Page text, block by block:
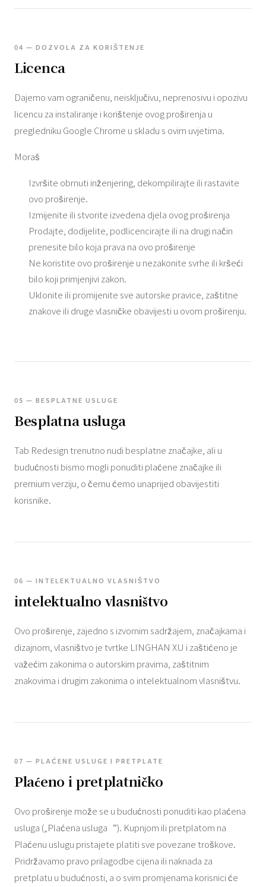
04 — DOZVOLA ZA KORIŠTENJE
Licenca
Dajemo vam ograničenu, neisključivu, neprenosivu i opozivu
licencu za instaliranje i korištenje ovog proširenja u
pregledniku Google Chrome u skladu s ovim uvjetima.
Moraš
Izvršite obrnuti inženjering, dekompilirajte ili rastavite
ovo proširenje.
Izmijenite ili stvorite izvedena djela ovog proširenja
Prodajte, dodijelite, podlicencirajte ili na drugi način
prenesite bilo koja prava na ovo proširenje
Ne koristite ovo proširenje u nezakonite svrhe ili kršeći
bilo koji primjenjivi zakon.
Uklonite ili promijenite sve autorske pravice, zaštitne
znakove ili druge vlasničke obavijesti u ovom proširenju.
05 — BESPLATNE USLUGE
Besplatna usluga
Tab Redesign trenutno nudi besplatne značajke, ali u
budućnosti bismo mogli ponuditi plaćene značajke ili
premium verziju, o čemu ćemo unaprijed obavijestiti
korisnike.
06 — INTELEKTUALNO VLASNIŠTVO
intelektualno vlasništvo
Ovo proširenje, zajedno s izvornim sadržajem, značajkama i
dizajnom, vlasništvo je tvrtke LINGHAN XU i zaštićeno je
važećim zakonima o autorskim pravima, zaštitnim
znakovima i drugim zakonima o intelektualnom vlasništvu.
07 — PLAĆENE USLUGE I PRETPLATE
Plaćeno i pretplatničko
Ovo proširenje može se u budućnosti ponuditi kao plaćena
usluga („Plaćena usluga“). Kupnjom ili pretplatom na
Plaćenu uslugu pristajete platiti sve povezane troškove.
Pridržavamo pravo prilagodbe cijena ili naknada za
pretplatu u budućnosti, a o svim promjenama korisnici će